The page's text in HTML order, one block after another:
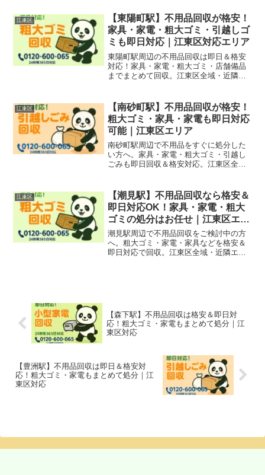
江東区
【東陽町駅】不用品回収が格安！
家具・家電・粗大ゴミ・引越しゴ
ミも即日対応｜江東区対応エリア
東陽町駅周辺の不用品回収は即日＆格安
対応！家具・家電・粗大ゴミ・店舗備品
までまとめて回収。江東区全域・近隣エ
江東区
【南砂町駅】不用品回収が格安！
粗大ゴミ・家具・家電も即日対応
可能｜江東区エリア
南砂町駅周辺で不用品をすぐに処分した
い方へ。家具・家電・粗大ゴミ・引越し
ごみも即日回収＆格安対応。江東区全
江東区
【潮見駅】不用品回収なら格安＆
即日対応OK！家具・家電・粗大
ゴミの処分はお任せ｜江東区エリ
ア
潮見駅周辺で不用品回収をご検討中の方
へ。粗大ゴミ・家電・家具などを格安＆
即日対応で回収。江東区全域・近隣エリ
【森下駅】不用品回収は格安＆即日対
応！粗大ゴミ・家電もまとめて処分｜江
東区対応
【豊洲駅】不用品回収は即日＆格安対
応！粗大ゴミ・家電もまとめて処分｜江
東区対応